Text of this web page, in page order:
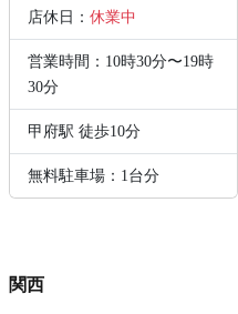
店休日： 休業中
営業時間：10時30分〜19時
30分
甲府駅 徒歩10分
無料駐車場：1台分
関西